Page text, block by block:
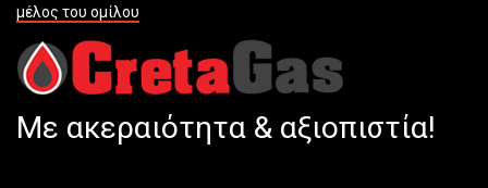
μέλος του ομίλου
Με ακεραιότητα & αξιοπιστία!